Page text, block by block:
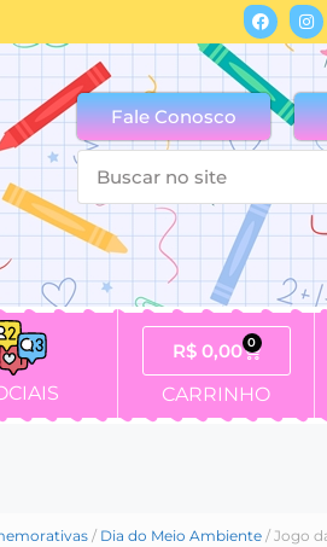
Fale Conosco
R$0,00 0
CARRINHO
/ Dia do Meio Ambiente/ Jogo